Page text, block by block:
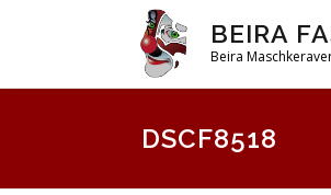
BEIRA
Beira
DSCF8518